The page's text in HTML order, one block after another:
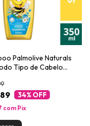
Palmolive Naturals
Tipo de Cabelo
34% OFF
com Pix